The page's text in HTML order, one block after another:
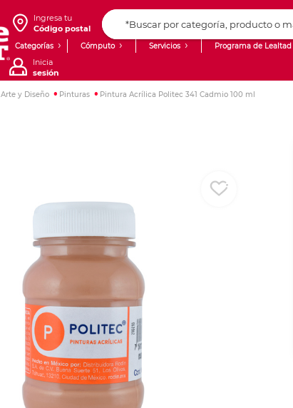
Ingresa tu
Código postal
Categorías Cómputo Servicios Programa de Lealtad
Inicia
sesión
Arte y Diseño Pinturas Pintura Acrílica Politec 341 Cadmio 100 ml